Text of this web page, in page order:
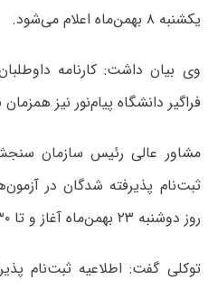
یکشنبه ۸ بهمن‌ماه اعلام می‌شود.
وی بیان داشت: کارنامه
فراگیر دانشگاه پیام‌نور نیز
مشاور عالی رئیس سازمان
ثبت‌نام پذیرفته شدگان در
روز دوشنبه ۲۳ بهمن‌ماه آغاز و تا ۳۰ بهمن‌ماه ادامه دارد.
توکلی گفت: اطلاعیه ثبت‌نام